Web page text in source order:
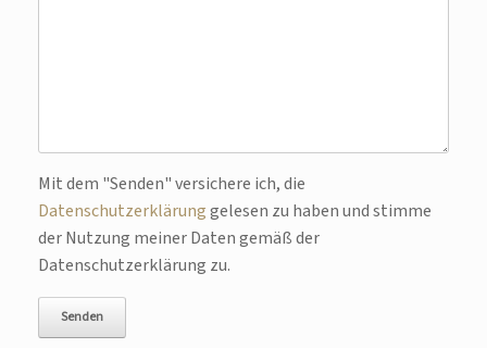
Bitte lasse dieses Feld leer.
Mit dem "Senden" versichere ich, die
Datenschutzerklärunggelesen zu haben und stimme
der Nutzung meiner Daten gemäß der
Datenschutzerklärung zu.